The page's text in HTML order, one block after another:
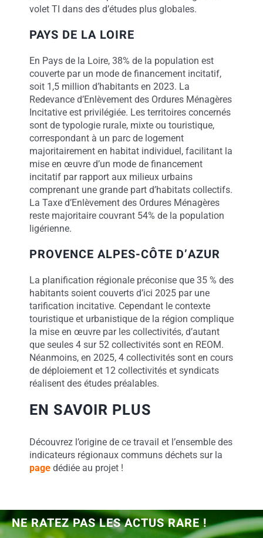
volet TI dans des d’études plus globales.
PAYS DE LA LOIRE
En Pays de la Loire, 38% de la population est
couverte par un mode de financement incitatif,
soit 1,5 million d’habitants en 2023. La
Redevance d’Enlèvement des Ordures Ménagères
Incitative est privilégiée. Les territoires concernés
sont de typologie rurale, mixte ou touristique,
correspondant à un parc de logement
majoritairement en habitat individuel, facilitant la
mise en œuvre d’un mode de financement
incitatif par rapport aux milieux urbains
comprenant une grande part d’habitats collectifs.
La Taxe d’Enlèvement des Ordures Ménagères
reste majoritaire couvrant 54% de la population
ligérienne.
PROVENCE ALPES-CÔTE D’AZUR
La planification régionale préconise que 35 % des
habitants soient couverts d’ici 2025 par une
tarification incitative. Cependant le contexte
touristique et urbanistique de la région complique
la mise en œuvre par les collectivités, d’autant
que seules 4 sur 52 collectivités sont en REOM.
Néanmoins, en 2025, 4 collectivités sont en cours
de déploiement et 12 collectivités et syndicats
réalisent des études préalables.
EN SAVOIR PLUS
Découvrez l’origine de ce travail et l’ensemble des
indicateurs régionaux communs déchets sur la
pagedédiée au projet !
NE RATEZ PAS LES ACTUS RARE !